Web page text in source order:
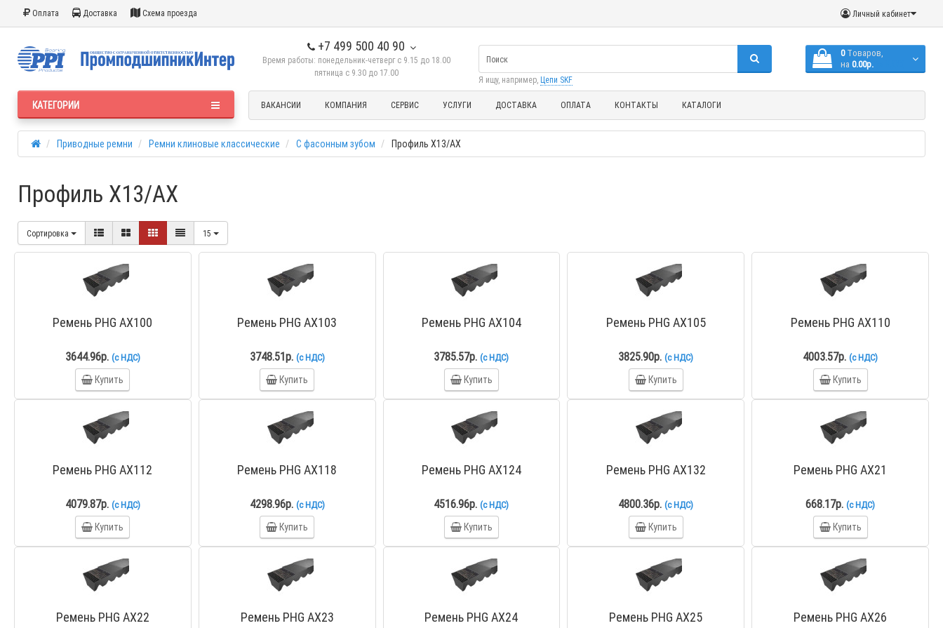
Оплата Доставка Схема проезда Личный кабинет
+7 499 500 40 90
Время работы: понедельник-четверг с 9.15 до 18.00
пятница с 9.30 до 17.00
0 Tоваров,
на 0.00р.
Я ищу, например, Цепи SKF
КАТЕГОРИИ ВАКАНСИИ КОМПАНИЯ СЕРВИС УСЛУГИ ДОСТАВКА ОПЛАТА КОНТАКТЫ КАТАЛОГИ
Приводные ремни Ремни клиновые классические С фасонным зубом Профиль X13/AX
Профиль X13/AX
Сортировка 15
Ремень PHG AX100
3644.96р. (с НДС)
Купить
Ремень PHG AX103
3748.51р. (с НДС)
Купить
Ремень PHG AX104
3785.57р.(с НДС)
Купить
Ремень PHG AX105
3825.90р.(с НДС)
Купить
Ремень PHG AX110
4003.57р.(с НДС)
Купить
Ремень PHG AX112
4079.87р. (с НДС)
Купить
Ремень PHG AX118
4298.96р. (с НДС)
Купить
Ремень PHG AX124
4516.96р.(с НДС)
Купить
Ремень PHG AX132
4800.36р.(с НДС)
Купить
Ремень PHG AX21
668.17р.(с НДС)
Купить
Ремень PHG AX22 Ремень PHG AX23 Ремень PHG AX24 Ремень PHG AX25 Ремень PHG AX26